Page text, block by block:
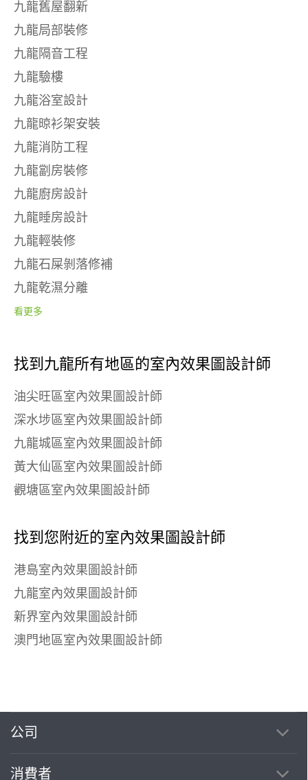
九龍舊屋翻新
九龍局部裝修
九龍隔音工程
九龍驗樓
九龍浴室設計
九龍晾衫架安裝
九龍消防工程
九龍劏房裝修
九龍廚房設計
九龍睡房設計
九龍輕裝修
九龍石屎剝落修補
九龍乾濕分離
看更多
找到九龍所有地區的室內效果圖設計師
油尖旺區室內效果圖設計師
深水埗區室內效果圖設計師
九龍城區室內效果圖設計師
黃大仙區室內效果圖設計師
觀塘區室內效果圖設計師
找到您附近的室內效果圖設計師
港島室內效果圖設計師
九龍室內效果圖設計師
新界室內效果圖設計師
澳門地區室內效果圖設計師
公司
消費者